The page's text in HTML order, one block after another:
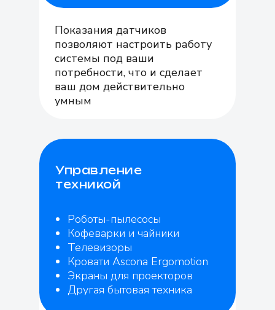
Показания датчиков
позволяют настроить работу
системы под ваши
потребности, что и сделает
ваш дом действительно
умным
Управление
техникой
Роботы-пылесосы
Кофеварки и чайники
Телевизоры
Кровати Ascona Ergomotion
Экраны для проекторов
Другая бытовая техника